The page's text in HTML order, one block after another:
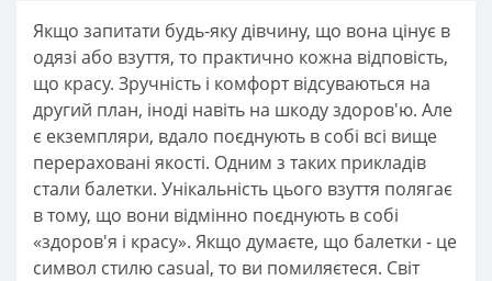
Якщо запитати будь-яку дівчину, що вона цінує в
одязі або взуття, то практично кожна відповість,
що красу. Зручність і комфорт відсуваються на
другий план, іноді навіть на шкоду здоров'ю. Але
є екземпляри, вдало поєднують в собі всі вище
перераховані якості. Одним з таких прикладів
стали балетки. Унікальність цього взуття полягає
в тому, що вони відмінно поєднують в собі
«здоров'я і красу». Якщо думаєте, що балетки - це
символ стилю casual, то ви помиляєтеся. Світ